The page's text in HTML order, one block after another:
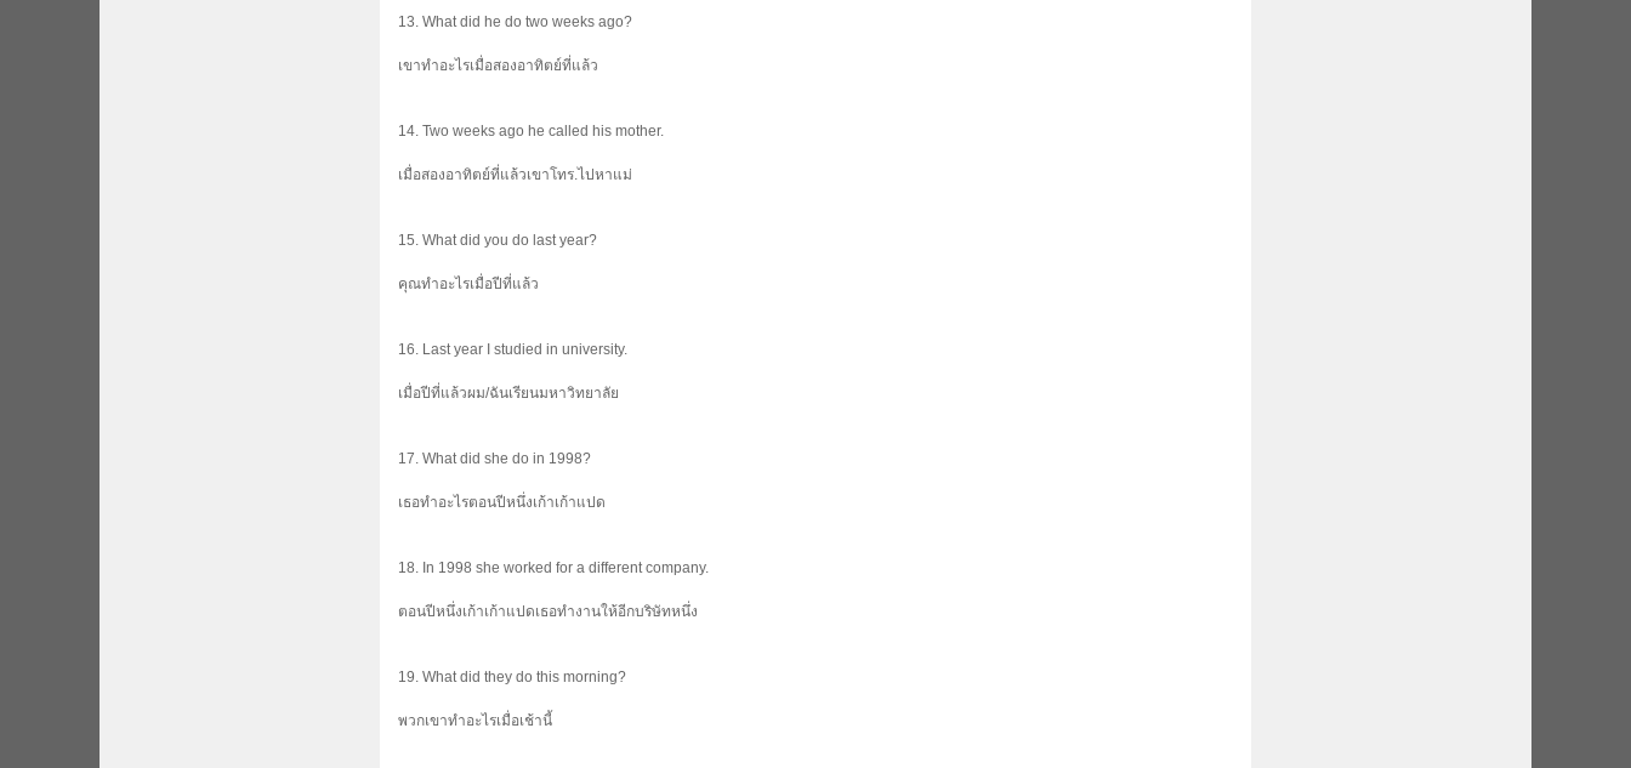
13. What did he do two weeks ago?
เขาทำอะไรเมื่อสองอาทิตย์ที่แล้ว
14. Two weeks ago he called his mother.
เมื่อสองอาทิตย์ที่แล้วเขาโทร.ไปหาแม่
15. What did you do last year?
คุณทำอะไรเมื่อปีที่แล้ว
16. Last year I studied in university.
เมื่อปีที่แล้วผม/ฉันเรียนมหาวิทยาลัย
17. What did she do in 1998?
เธอทำอะไรตอนปีหนึ่งเก้าเก้าแปด
18. In 1998 she worked for a different company.
ตอนปีหนึ่งเก้าเก้าแปดเธอทำงานให้อีกบริษัทหนึ่ง
19. What did they do this morning?
พวกเขาทำอะไรเมื่อเช้านี้